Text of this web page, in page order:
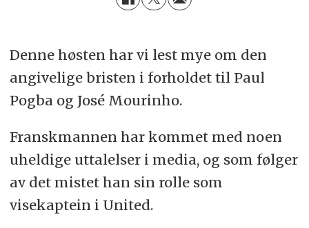
Denne høsten har vi lest mye om den
angivelige bristen i forholdet til Paul
Pogba og José Mourinho.
Franskmannen har kommet med noen
uheldige uttalelser i media, og som følger
av det mistet han sin rolle som
visekaptein i United.